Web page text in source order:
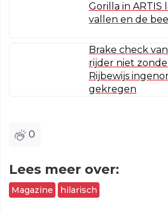
Gorilla in ARTIS
vallen en de
Brake check
rijder niet
Rijbewijs
gekregen
0
Lees meer over:
Magazine hilarisch